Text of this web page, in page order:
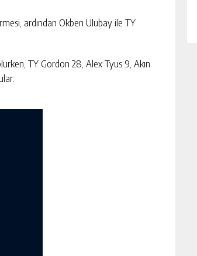
ardından Okben Ulubay ile TY
TY Gordon 28, Alex Tyus 9, Akın